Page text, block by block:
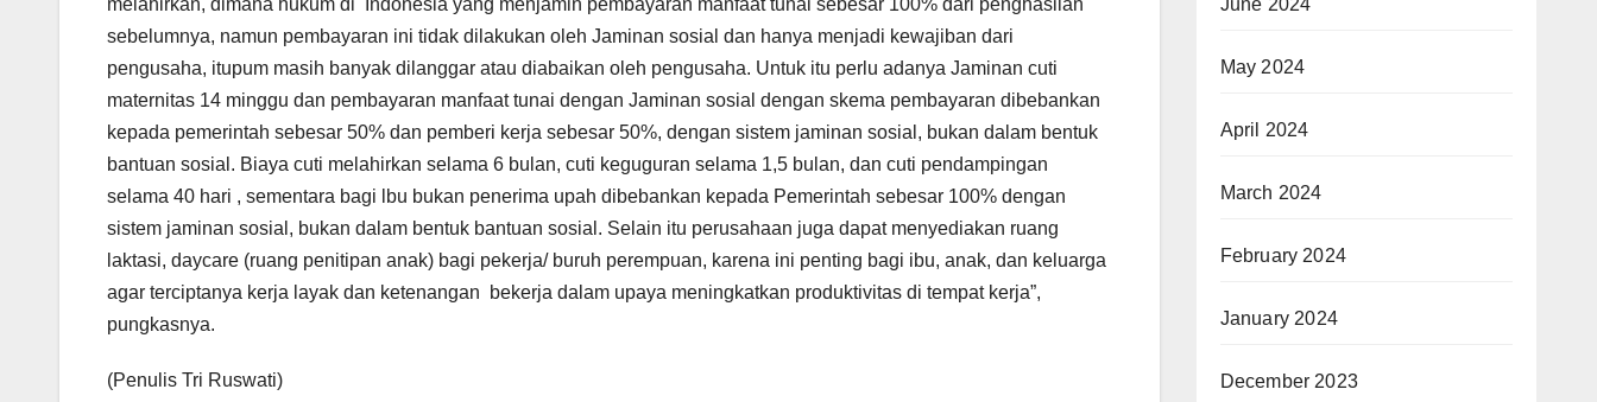
melahirkan, dimana hukum di Indonesia yang menjamin pembayaran manfaat tunai sebesar 100% dari penghasilan
sebelumnya, namun pembayaran ini tidak dilakukan oleh Jaminan sosial dan hanya menjadi kewajiban dari
pengusaha, itupum masih banyak dilanggar atau diabaikan oleh pengusaha. Untuk itu perlu adanya Jaminan cuti
maternitas 14 minggu dan pembayaran manfaat tunai dengan Jaminan sosial dengan skema pembayaran dibebankan
kepada pemerintah sebesar 50% dan pemberi kerja sebesar 50%, dengan sistem jaminan sosial, bukan dalam bentuk
bantuan sosial. Biaya cuti melahirkan selama 6 bulan, cuti keguguran selama 1,5 bulan, dan cuti pendampingan
selama 40 hari , sementara bagi lbu bukan penerima upah dibebankan kepada Pemerintah sebesar 100% dengan
sistem jaminan sosial, bukan dalam bentuk bantuan sosial. Selain itu perusahaan juga dapat menyediakan ruang
laktasi, daycare (ruang penitipan anak) bagi pekerja/ buruh perempuan, karena ini penting bagi ibu, anak, dan keluarga
agar terciptanya kerja layak dan ketenangan bekerja dalam upaya meningkatkan produktivitas di tempat kerja”,
pungkasnya.
(Penulis Tri Ruswati)
June 2024
May 2024
April 2024
March 2024
February 2024
January 2024
December 2023